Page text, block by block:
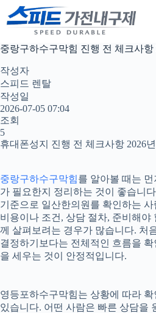
문
로
건
너
뛰
기
중랑구하수구막힘 진행 전 체크사항
작성자
스피드 렌탈
작성일
2026-07-05 07:04
조회
5
휴대폰성지 진행 전 체크사항 2026
중랑구하수구막힘를 알아볼 때는
가 필요한지 정리하는 것이 좋습니
기준으로 일산한의원를 확인하는
비용이나 조건, 상담 절차, 준비해야
께 살펴보려는 경우가 많습니다. 처
결정하기보다는 전체적인 흐름을
을 세우는 것이 안정적입니다.
영등포하수구막힘는 상황에 따라
있습니다. 어떤 사람은 빠른 상담을